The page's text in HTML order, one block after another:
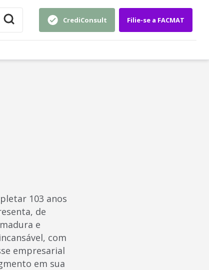
CrediConsult Filie-se a FACMAT
103 anos
de
e
com
empresarial
em sua